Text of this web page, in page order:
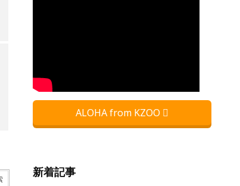
ALOHA from KZOO
新着記事